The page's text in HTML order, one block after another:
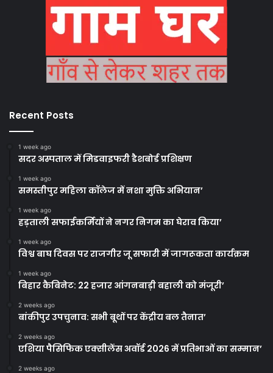
Recent Posts
1 week ago
सदर अस्पताल में मिडवाइफरी डैशबोर्ड प्रशिक्षण
1 week ago
समस्तीपुर महिला कॉलेज में नशा मुक्ति अभियान’
1 week ago
हड़ताली सफाईकर्मियों ने नगर निगम का घेराव किया’
1 week ago
विश्व बाघ दिवस पर राजगीर जू सफारी में जागरूकता कार्यक्रम
1 week ago
बिहार कैबिनेट: 22 हजार आंगनबाड़ी बहाली को मंजूरी’
2 weeks ago
बांकीपुर उपचुनाव: सभी बूथों पर केंद्रीय बल तैनात’
2 weeks ago
एशिया पैसिफिक एक्सीलेंस अवॉर्ड 2026 में प्रतिभाओं का सम्मान’
2 weeks ago